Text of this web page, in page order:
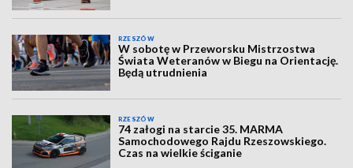
RZESZÓW
W sobotę w Przeworsku Mistrzostwa
Świata Weteranów w Biegu na Orientację.
Będą utrudnienia
RZESZÓW
74 załogi na starcie 35. MARMA
Samochodowego Rajdu Rzeszowskiego.
Czas na wielkie ściganie